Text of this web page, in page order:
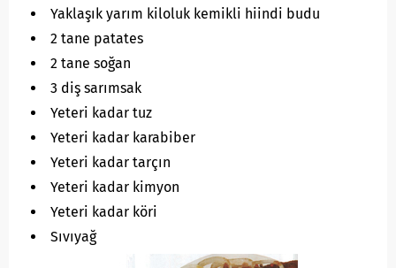
Yaklaşık yarım kiloluk kemikli hiindi budu
2 tane patates
2 tane soğan
3 diş sarımsak
Yeteri kadar tuz
Yeteri kadar karabiber
Yeteri kadar tarçın
Yeteri kadar kimyon
Yeteri kadar köri
Sıvıyağ